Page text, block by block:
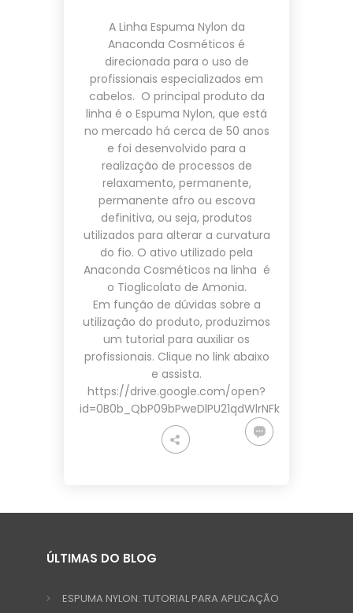
A Linha Espuma Nylon da
Anaconda Cosméticos é
direcionada para o uso de
profissionais especializados em
cabelos. O principal produto da
linha é o Espuma Nylon, que está
no mercado há cerca de 50 anos
e foi desenvolvido para a
realização de processos de
relaxamento, permanente,
permanente afro ou escova
definitiva, ou seja, produtos
utilizados para alterar a curvatura
do fio. O ativo utilizado pela
Anaconda Cosméticos na linha é
o Tioglicolato de Amonia.
Em função de dúvidas sobre a
utilização do produto, produzimos
um tutorial para auxiliar os
profissionais. Clique no link abaixo
e assista.
https://drive.google.com/open?
id=0B0b_QbP09bPweDlPU21qdWlrNFk
ÚLTIMAS DO BLOG
ESPUMA NYLON: TUTORIAL PARA APLICAÇÃO